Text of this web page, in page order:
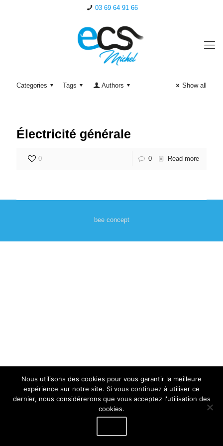
03 69 64 91 66
Categories Tags Authors Show all
Électricité générale
0 0 Read more
bee concept
Nous utilisons des cookies pour vous garantir la meilleure
expérience sur notre site. Si vous continuez à utiliser ce
dernier, nous considérerons que vous acceptez l'utilisation des
cookies.